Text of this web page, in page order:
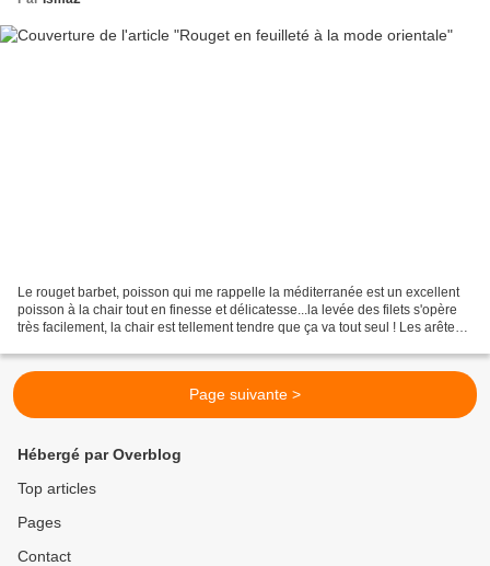
Le rouget barbet, poisson qui me rappelle la méditerranée est un excellent
poisson à la chair tout en finesse et délicatesse...la levée des filets s'opère
très facilement, la chair est tellement tendre que ça va tout seul ! Les arêtes
Page suivante >
Hébergé par Overblog
Top articles
Pages
Contact